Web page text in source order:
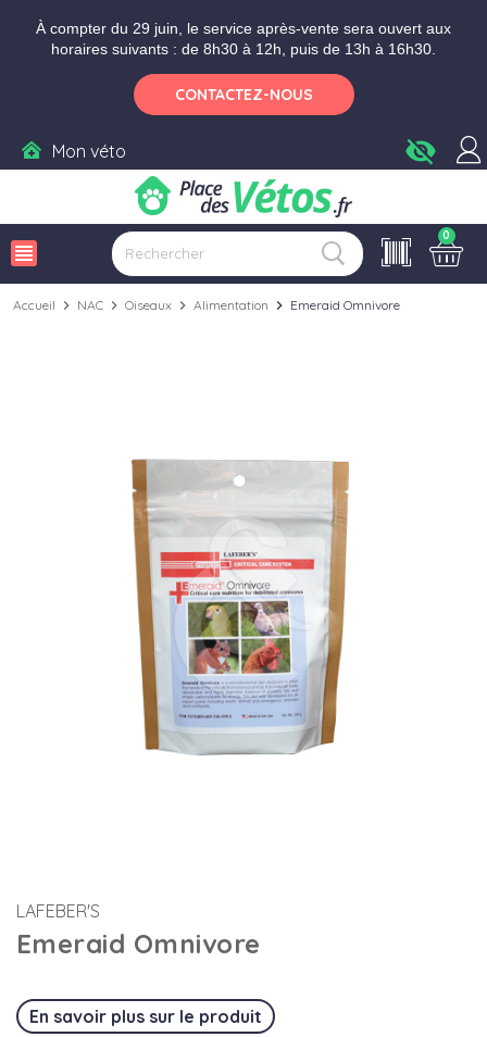
À compter du 29 juin, le service après-vente sera ouvert aux
horaires suivants : de 8h30 à 12h, puis de 13h à 16h30.
CONTACTEZ-NOUS
Mon véto visibility_off
view_headline
0
Accueil chevron_right NAC chevron_right Oiseaux chevron_right Alimentation chevron_right Emeraid Omnivore
LAFEBER'S
Emeraid Omnivore
En savoir plus sur le produit